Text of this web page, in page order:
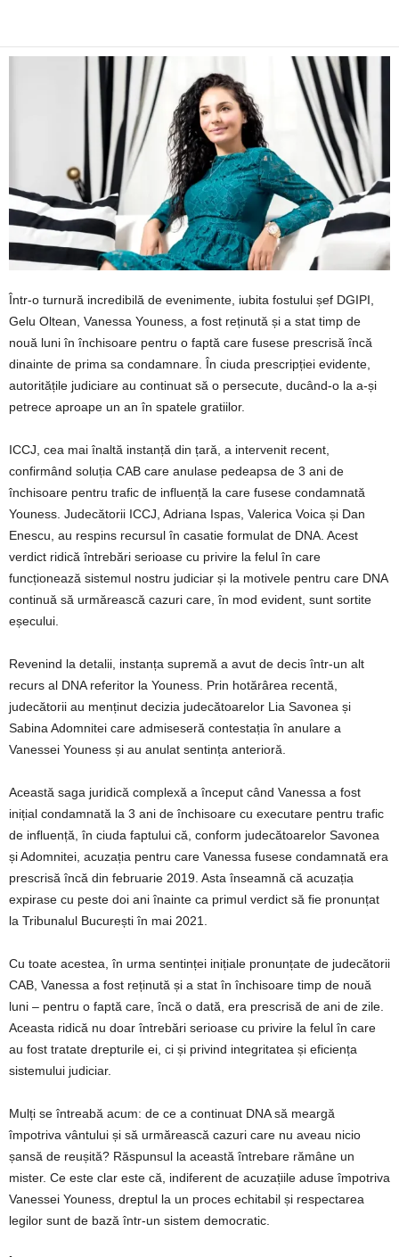
Într-o turnură incredibilă de evenimente, iubita fostului șef DGIPI,
Gelu Oltean, Vanessa Youness, a fost reținută și a stat timp de
nouă luni în închisoare pentru o faptă care fusese prescrisă încă
dinainte de prima sa condamnare. În ciuda prescripției evidente,
autoritățile judiciare au continuat să o persecute, ducând-o la a-și
petrece aproape un an în spatele gratiilor.
ICCJ, cea mai înaltă instanță din țară, a intervenit recent,
confirmând soluția CAB care anulase pedeapsa de 3 ani de
închisoare pentru trafic de influență la care fusese condamnată
Youness. Judecătorii ICCJ, Adriana Ispas, Valerica Voica și Dan
Enescu, au respins recursul în casatie formulat de DNA. Acest
verdict ridică întrebări serioase cu privire la felul în care
funcționează sistemul nostru judiciar și la motivele pentru care DNA
continuă să urmărească cazuri care, în mod evident, sunt sortite
eșecului.
Revenind la detalii, instanța supremă a avut de decis într-un alt
recurs al DNA referitor la Youness. Prin hotărârea recentă,
judecătorii au menținut decizia judecătoarelor Lia Savonea și
Sabina Adomnitei care admiseseră contestația în anulare a
Vanessei Youness și au anulat sentința anterioră.
Această saga juridică complexă a început când Vanessa a fost
inițial condamnată la 3 ani de închisoare cu executare pentru trafic
de influență, în ciuda faptului că, conform judecătoarelor Savonea
și Adomnitei, acuzația pentru care Vanessa fusese condamnată era
prescrisă încă din februarie 2019. Asta înseamnă că acuzația
expirase cu peste doi ani înainte ca primul verdict să fie pronunțat
la Tribunalul București în mai 2021.
Cu toate acestea, în urma sentinței inițiale pronunțate de judecătorii
CAB, Vanessa a fost reținută și a stat în închisoare timp de nouă
luni – pentru o faptă care, încă o dată, era prescrisă de ani de zile.
Aceasta ridică nu doar întrebări serioase cu privire la felul în care
au fost tratate drepturile ei, ci și privind integritatea și eficiența
sistemului judiciar.
Mulți se întreabă acum: de ce a continuat DNA să meargă
împotriva vântului și să urmărească cazuri care nu aveau nicio
șansă de reușită? Răspunsul la această întrebare rămâne un
mister. Ce este clar este că, indiferent de acuzațiile aduse împotriva
Vanessei Youness, dreptul la un proces echitabil și respectarea
legilor sunt de bază într-un sistem democratic.